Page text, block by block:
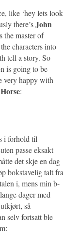
like ‘hey lets look
there’sJohn
the master of
characters into
tell a story. So
is going to be
very happy with
:
i forhold til
passe eksakt
det skje en dag
bokstavelig talt fra
i, mens min b-
dager med
så
selv fortsatt ble